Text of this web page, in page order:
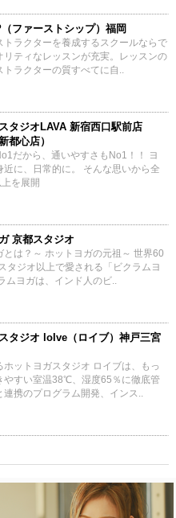
ファーストシップ）福岡
トラクターを養成するスクールならで
リティなレッスンが充実。レッスンの
トラクターの質すべてに自..
タジオLAVA 新宿西口駅前店
都心店）
だから、通いやすさもNo1！！ ヨ
近に、日常的に。 そんな思いから全
を展開
京都スタジオ
とは？～ ホットヨガの元祖～ 世界60
タジオ以上で愛される「ビクラムヨ
ムヨガは、インド人のビ..
タジオ loIve（ロイブ）神戸三宮
ットヨガスタジオ ロイブは、もっ
やすい室温38℃、湿度65％に徹底管
連携のプログラム開発、インス..